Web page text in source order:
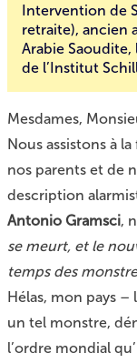
Intervention de
retraite), ancien
Arabie
de l’Institut
Mesdames,
Nous assistons à
nos parents et de
description
Antonio Gramsci,
se meurt, et le
temps des
Hélas, mon pays –
un tel monstre,
l’ordre mondial